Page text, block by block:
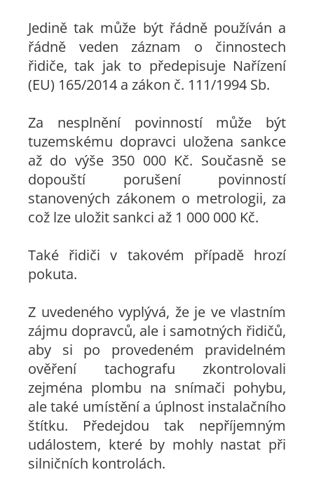
Jedině tak může být řádně používán a
řádně veden záznam o činnostech
řidiče, tak jak to předepisuje Nařízení
(EU) 165/2014 a zákon č. 111/1994 Sb.
Za nesplnění povinností může být
tuzemskému dopravci uložena sankce
až do výše 350 000 Kč. Současně se
dopouští porušení povinností
stanovených zákonem o metrologii, za
což lze uložit sankci až 1 000 000 Kč.
Také řidiči v takovém případě hrozí
pokuta.
Z uvedeného vyplývá, že je ve vlastním
zájmu dopravců, ale i samotných řidičů,
aby si po provedeném pravidelném
ověření tachografu zkontrolovali
zejména plombu na snímači pohybu,
ale také umístění a úplnost instalačního
štítku. Předejdou tak nepříjemným
událostem, které by mohly nastat při
silničních kontrolách.